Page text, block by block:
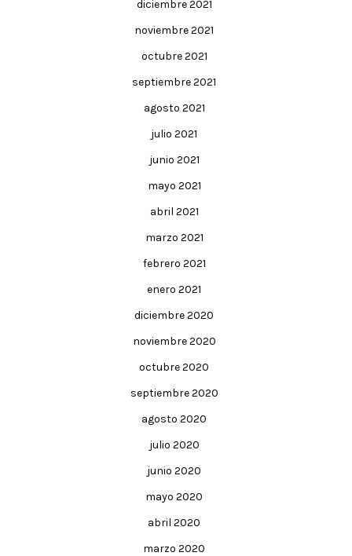
diciembre 2021
noviembre 2021
octubre 2021
septiembre 2021
agosto 2021
julio 2021
junio 2021
mayo 2021
abril 2021
marzo 2021
febrero 2021
enero 2021
diciembre 2020
noviembre 2020
octubre 2020
septiembre 2020
agosto 2020
julio 2020
junio 2020
mayo 2020
abril 2020
marzo 2020